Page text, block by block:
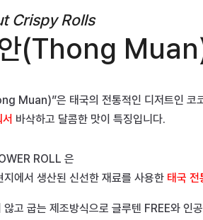
Crispy Rolls
(Thong
Muan)”은 태국의 전통적인 디저트인 코
바삭하고 달콤한 맛이 특징입니다.
ROLL 은
에서 생산된 신선한 재료를 사용한 태국 전
고 굽는 제조방식으로 글루텐 FREE와 인